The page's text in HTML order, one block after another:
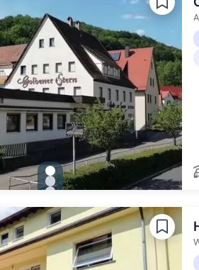
gallery.slide_selector
Zu Slide 1 wechseln
Zu Slide 2 wechseln
Zu Slide 4 wechseln
Zu Slide 5 wechseln
Zu Slide 6 wechseln